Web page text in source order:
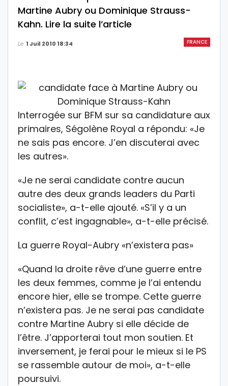
Martine Aubry ou Dominique Strauss-
Kahn. Lire la suite l’article
FRANCE
Le 1 Juil 2010 18:34
Interrogée sur BFM sur sa candidature aux
primaires, Ségolène Royal a répondu: «Je
ne sais pas encore. J’en discuterai avec
les autres».
«Je ne serai candidate contre aucun
autre des deux grands leaders du Parti
socialiste», a-t-elle ajouté. «S’il y a un
conflit, c’est ingagnable», a-t-elle précisé.
La guerre Royal-Aubry «n’existera pas»
«Quand la droite rêve d’une guerre entre
les deux femmes, comme je l’ai entendu
encore hier, elle se trompe. Cette guerre
n’existera pas. Je ne serai pas candidate
contre Martine Aubry si elle décide de
l’être. J’apporterai tout mon soutien. Et
inversement, je ferai pour le mieux si le PS
se rassemble autour de moi», a-t-elle
poursuivi.